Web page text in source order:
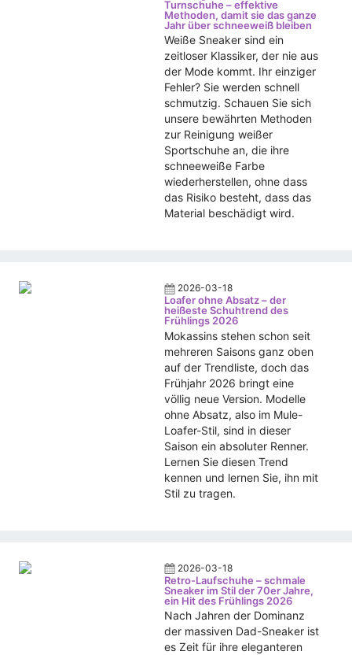
Turnschuhe – effektive
Methoden, damit sie das ganze
Jahr über schneeweiß bleiben
Weiße Sneaker sind ein
zeitloser Klassiker, der nie aus
der Mode kommt. Ihr einziger
Fehler? Sie werden schnell
schmutzig. Schauen Sie sich
unsere bewährten Methoden
zur Reinigung weißer
Sportschuhe an, die ihre
schneeweiße Farbe
wiederherstellen, ohne dass
das Risiko besteht, dass das
Material beschädigt wird.
2026-03-18
Loafer ohne Absatz – der
heißeste Schuhtrend des
Frühlings 2026
Mokassins stehen schon seit
mehreren Saisons ganz oben
auf der Trendliste, doch das
Frühjahr 2026 bringt eine
völlig neue Version. Modelle
ohne Absatz, also im Mule-
Loafer-Stil, sind in dieser
Saison ein absoluter Renner.
Lernen Sie diesen Trend
kennen und lernen Sie, ihn mit
Stil zu tragen.
2026-03-18
Retro-Laufschuhe – schmale
Sneaker im Stil der 70er Jahre,
ein Hit des Frühlings 2026
Nach Jahren der Dominanz
der massiven Dad-Sneaker ist
es Zeit für ihre eleganteren